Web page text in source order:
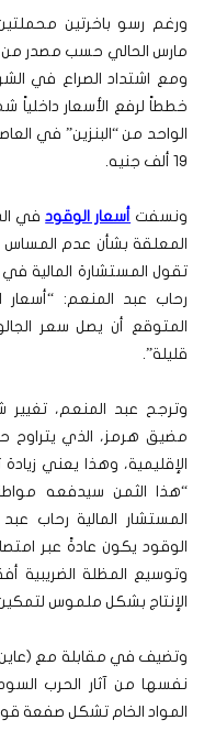
ورغم رسو باخرتين
مارس الحالي حسب مصدر من
ومع اشتداد الصراع في
خططاً لرفع الأسعار داخلياً
19 ألف جنيه.
ونسفت أسعار الوقود في
المعلقة بشأن عدم المساس
تقول المستشارة المالية
رحاب عبد المنعم:
قليلة”.
وترجح عبد المنعم،
مضيق هرمز، الذي يتراوح
الإقليمية، وهذا يعني
“هذا الثمن سيدفعه
المستشار المالية رحاب
الوقود يكون عادةً عبر
وتوسيع المظلة الضريبية
الإنتاج بشكل ملموس لتمكين
وتضيف في مقابلة مع (عاين):
نفسها من آثار الحرب
المواد الخام تشكل صفعة